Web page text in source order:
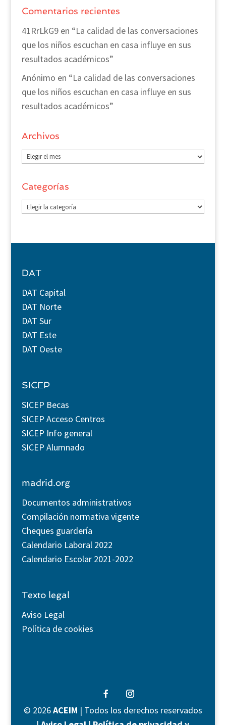
Comentarios recientes
41RrLkG9en “La calidad de las conversaciones
que los niños escuchan en casa influye en sus
resultados académicos”
Anónimo en “La calidad de las conversaciones
que los niños escuchan en casa influye en sus
resultados académicos”
Archivos
Archivos
Categorías
Categorías
DAT
DAT Capital
DAT Norte
DAT Sur
DAT Este
DAT Oeste
SICEP
SICEP Becas
SICEP Acceso Centros
SICEP Info general
SICEP Alumnado
madrid.org
Documentos administrativos
Compilación normativa vigente
Cheques guardería
Calendario Laboral 2022
Calendario Escolar 2021-2022
Texto legal
Aviso Legal
Política de cookies
© 2026ACEIM | Todos los derechos reservados